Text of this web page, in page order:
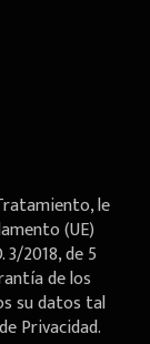
le
(UE)
3/2018, de 5
de los
su datos tal
Privacidad.